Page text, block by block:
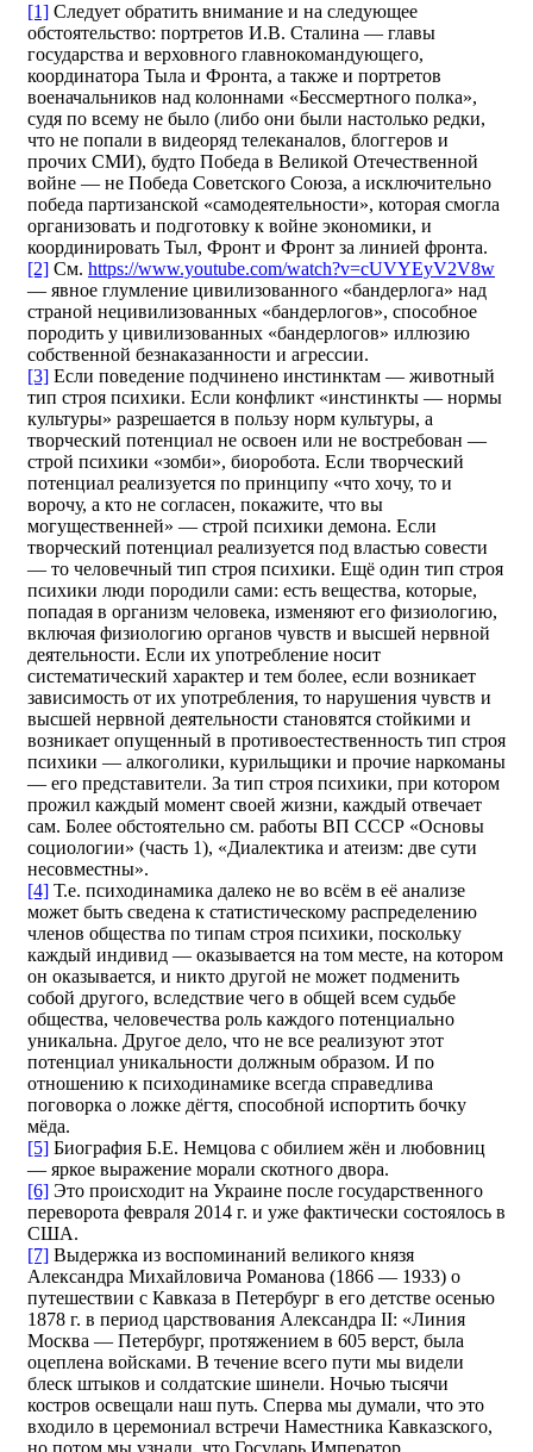
[1] Следует обратить внимание и на следующее
обстоятельство: портретов И.В. Сталина — главы
государства и верховного главнокомандующего,
координатора Тыла и Фронта, а также и портретов
военачальников над колоннами «Бессмертного полка»,
судя по всему не было (либо они были настолько редки,
что не попали в видеоряд телеканалов, блоггеров и
прочих СМИ), будто Победа в Великой Отечественной
войне — не Победа Советского Союза, а исключительно
победа партизанской «самодеятельности», которая смогла
организовать и подготовку к войне экономики, и
координировать Тыл, Фронт и Фронт за линией фронта.
[2] См. https://www.youtube.com/watch?v=cUVYEyV2V8w
— явное глумление цивилизованного «бандерлога» над
страной нецивилизованных «бандерлогов», способное
породить у цивилизованных «бандерлогов» иллюзию
собственной безнаказанности и агрессии.
[3] Если поведение подчинено инстинктам — животный
тип строя психики. Если конфликт «инстинкты — нормы
культуры» разрешается в пользу норм культуры, а
творческий потенциал не освоен или не востребован —
строй психики «зомби», биоробота. Если творческий
потенциал реализуется по принципу «что хочу, то и
ворочу, а кто не согласен, покажите, что вы
могущественней» — строй психики демона. Если
творческий потенциал реализуется под властью совести
— то человечный тип строя психики. Ещё один тип строя
психики люди породили сами: есть вещества, которые,
попадая в организм человека, изменяют его физиологию,
включая физиологию органов чувств и высшей нервной
деятельности. Если их употребление носит
систематический характер и тем более, если возникает
зависимость от их употребления, то нарушения чувств и
высшей нервной деятельности становятся стойкими и
возникает опущенный в противоестественность тип строя
психики — алкоголики, курильщики и прочие наркоманы
— его представители. За тип строя психики, при котором
прожил каждый момент своей жизни, каждый отвечает
сам. Более обстоятельно см. работы ВП СССР «Основы
социологии» (часть 1), «Диалектика и атеизм: две сути
несовместны».
[4] Т.е. психодинамика далеко не во всём в её анализе
может быть сведена к статистическому распределению
членов общества по типам строя психики, поскольку
каждый индивид — оказывается на том месте, на котором
он оказывается, и никто другой не может подменить
собой другого, вследствие чего в общей всем судьбе
общества, человечества роль каждого потенциально
уникальна. Другое дело, что не все реализуют этот
потенциал уникальности должным образом. И по
отношению к психодинамике всегда справедлива
поговорка о ложке дёгтя, способной испортить бочку
мёда.
[5] Биография Б.Е. Немцова с обилием жён и любовниц
— яркое выражение морали скотного двора.
[6] Это происходит на Украине после государственного
переворота февраля 2014 г. и уже фактически состоялось в
США.
[7] Выдержка из воспоминаний великого князя
Александра Михайловича Романова (1866 — 1933) о
путешествии с Кавказа в Петербург в его детстве осенью
1878 г. в период царствования Александра II: «Линия
Москва — Петербург, протяжением в 605 верст, была
оцеплена войсками. В течение всего пути мы видели
блеск штыков и солдатские шинели. Ночью тысячи
костров освещали наш путь. Сперва мы думали, что это
входило в церемониал встречи Наместника Кавказского,
но потом мы узнали, что Государь Император